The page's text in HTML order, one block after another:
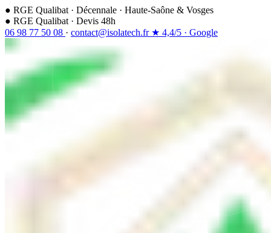
● RGE Qualibat · Décennale · Haute-Saône & Vosges
● RGE Qualibat · Devis 48h
06 98 77 50 08 · contact@isolatech.fr ★ 4,4/5 · Google